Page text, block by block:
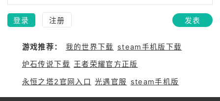
登录 注册 发表
游戏推荐： 我的世界下载
steam手机版下载
炉石传说下载 王者荣耀官方正版
永恒之塔2官网入口 光遇官服 steam手机版